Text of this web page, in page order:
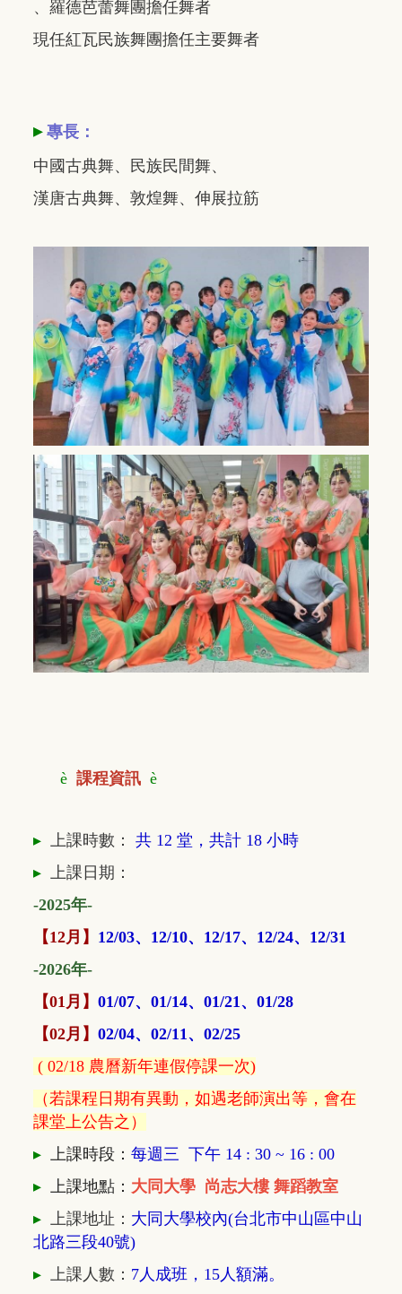
、羅德芭蕾舞團擔任舞者
現任紅瓦民族舞團擔任主要舞者
▸ 專長：
中國古典舞、民族民間舞、
漢唐古典舞、敦煌舞、伸展拉筋
è 課程資訊 è
▸ 上課時數： 共 12 堂，共計 18 小時
▸ 上課日期：
-2025年-
【12月】 12/03、12/10、12/17、12/24、12/31
-2026年-
【01月】 01/07、01/14、01/21、01/28
【02月】 02/04、02/11、02/25
( 02/18 農曆新年連假停課一次)
（若課程日期有異動，如遇老師演出等，會在
課堂上公告之）
▸ 上課時段： 每週三 下午 14 : 30 ~ 16 : 00
▸ 上課地點： 大同大學 尚志大樓 舞蹈教室
▸ 上課地址： 大同大學校內(台北市中山區中山
北路三段40號)
▸ 上課人數： 7人成班，15人額滿。